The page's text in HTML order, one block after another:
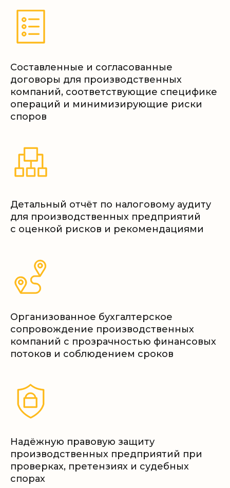
Составленные и согласованные
договоры для производственных
компаний, соответствующие специфике
операций и минимизирующие риски
споров
Детальный отчёт по налоговому аудиту
для производственных предприятий
с оценкой рисков и рекомендациями
Организованное бухгалтерское
сопровождение производственных
компаний с прозрачностью финансовых
потоков и соблюдением сроков
Надёжную правовую защиту
производственных предприятий при
проверках, претензиях и судебных
спорах
03
02
Выполнение услуги
в установленные сроки
Согласование условий
Обращение клиента
Недавние кейсы